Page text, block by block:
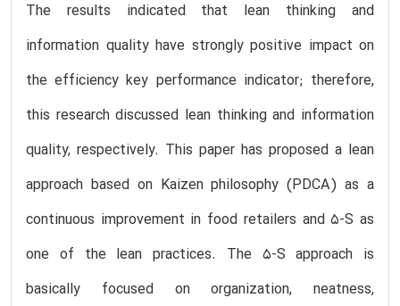
The results indicated that lean thinking and
information quality have strongly positive impact on
the efficiency key performance indicator; therefore,
this research discussed lean thinking and information
quality, respectively. This paper has proposed a lean
approach based on Kaizen philosophy (PDCA) as a
continuous improvement in food retailers and 5-S as
one of the lean practices. The 5-S approach is
basically focused on organization, neatness,